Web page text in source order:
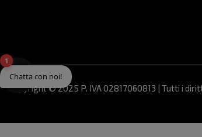
Chatta con noi!
1
Copyright © 2025 P. IVA 02817060813 | Tutti i